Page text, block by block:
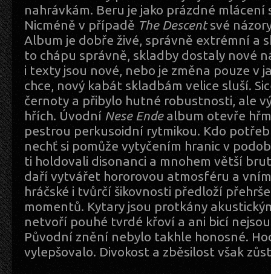
nahrávkám. Beru je jako prázdné mlácení
Nicméně v případě The Descentsvé
Album je dobře živé, správně extrémní a
to chápu správně, skladby dostaly nové
i texty jsou nové, nebo je změna pouze v
chce, nový kabát skladbám velice sluší.
černoty a přibylo hutné robustnosti, ale
hřích. Úvodní Nese Endealbum otevře
pestrou perkusoidní rytmikou. Kdo
nechť si pomůže vytyčením hranic v
ti holdovali disonanci a mnohem větší
daří vytvářet hororovou atmosféru a
hráčské i tvůrčí šikovnosti předloží
momentů. Kytary jsou protkány
netvoří pouhé tvrdé křoví a ani bicí
Původní znění nebylo takhle honosné.
vylepšovalo. Divokost a zběsilost však